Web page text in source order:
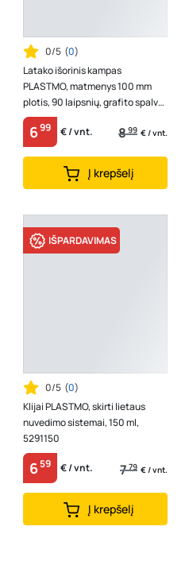
0/5 (0)
Latako išorinis kampas
PLASTMO, matmenys 100 mm
plotis, 90 laipsnių, grafito spalva,
Nr.10, 5159200
699 € / vnt. 899 € / vnt.
Į krepšelį
IŠPARDAVIMAS
0/5 (0)
Klijai PLASTMO, skirti lietaus
nuvedimo sistemai, 150 ml,
5291150
659 € / vnt. 779 € / vnt.
Į krepšelį